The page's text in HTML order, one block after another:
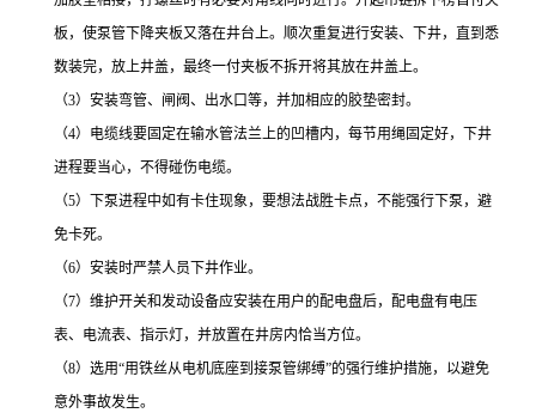
板，使泵管下降夹板又落在井台上。顺次重复进行安装、下井，直到悉
数装完，放上井盖，最终一付夹板不拆开将其放在井盖上。
（3）安装弯管、闸阀、出水口等，并加相应的胶垫密封。
（4）电缆线要固定在输水管法兰上的凹槽内，每节用绳固定好，下井
进程要当心，不得碰伤电缆。
（5）下泵进程中如有卡住现象，要想法战胜卡点，不能强行下泵，避
免卡死。
（6）安装时严禁人员下井作业。
（7）维护开关和发动设备应安装在用户的配电盘后，配电盘有电压
表、电流表、指示灯，并放置在井房内恰当方位。
（8）选用“用铁丝从电机底座到接泵管绑缚”的强行维护措施，以避免
意外事故发生。